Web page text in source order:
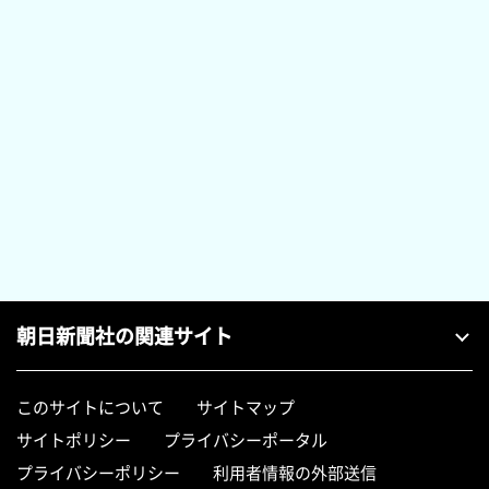
朝日新聞社の関連サイト
このサイトについて
サイトマップ
サイトポリシー
プライバシーポータル
プライバシーポリシー
利用者情報の外部送信